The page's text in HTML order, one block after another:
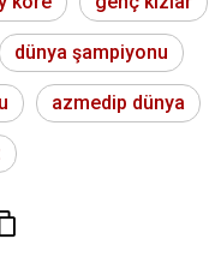
dünya şampiyonu
azmedip dünya